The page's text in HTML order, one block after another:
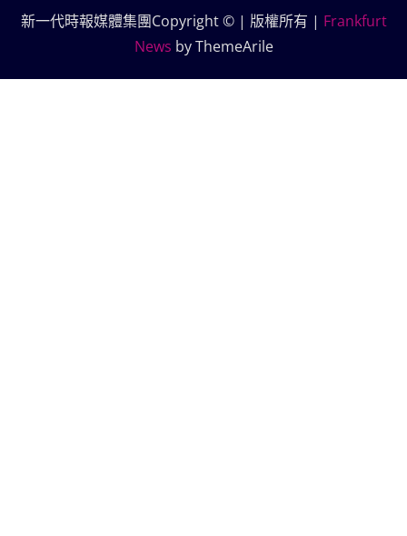
新一代時報媒體集團Copyright © | 版權所有 | Frankfurt
News by ThemeArile